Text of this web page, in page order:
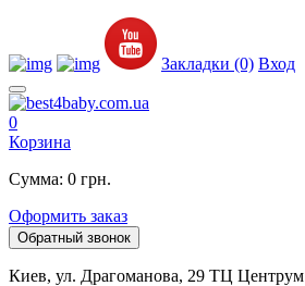
Закладки (0) Вход
0
Корзина
Сумма: 0 грн.
Оформить заказ
Обратный звонок
Киев, ул. Драгоманова, 29 ТЦ Центрум